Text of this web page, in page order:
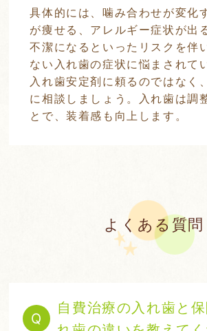
具体的には、噛み合わせが変化
が痩せる、アレルギー症状が出
不潔になるといったリスクを伴
ない入れ歯の症状に悩まされて
入れ歯安定剤に頼るのではなく
に相談しましょう。入れ歯は調
とで、装着感も向上します。
よくある質問
自費治療の入れ歯と